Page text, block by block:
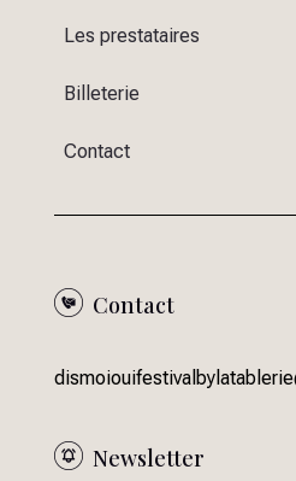
Les prestataires
Billeterie
Contact
Contact
Newsletter